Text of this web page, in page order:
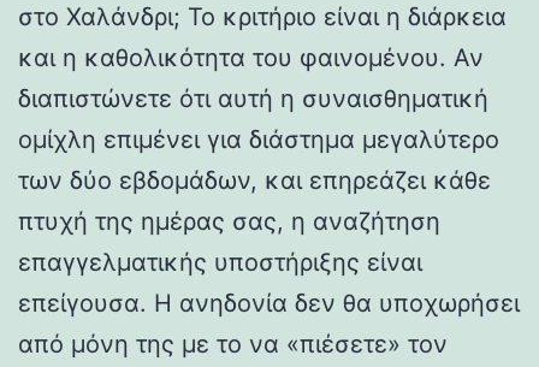
στο Χαλάνδρι; Το κριτήριο είναι η διάρκεια
και η καθολικότητα του φαινομένου. Αν
διαπιστώνετε ότι αυτή η συναισθηματική
ομίχλη επιμένει για διάστημα μεγαλύτερο
των δύο εβδομάδων, και επηρεάζει κάθε
πτυχή της ημέρας σας, η αναζήτηση
επαγγελματικής υποστήριξης είναι
επείγουσα. Η ανηδονία δεν θα υποχωρήσει
από μόνη της με το να «πιέσετε» τον